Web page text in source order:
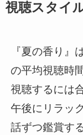
視聴スタイ
『夏の香り』
の平均視聴時
視聴するには
午後にリラッ
話ずつ鑑賞す